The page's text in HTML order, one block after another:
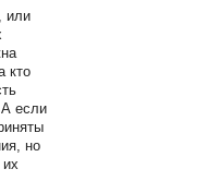
или
кто
если
но